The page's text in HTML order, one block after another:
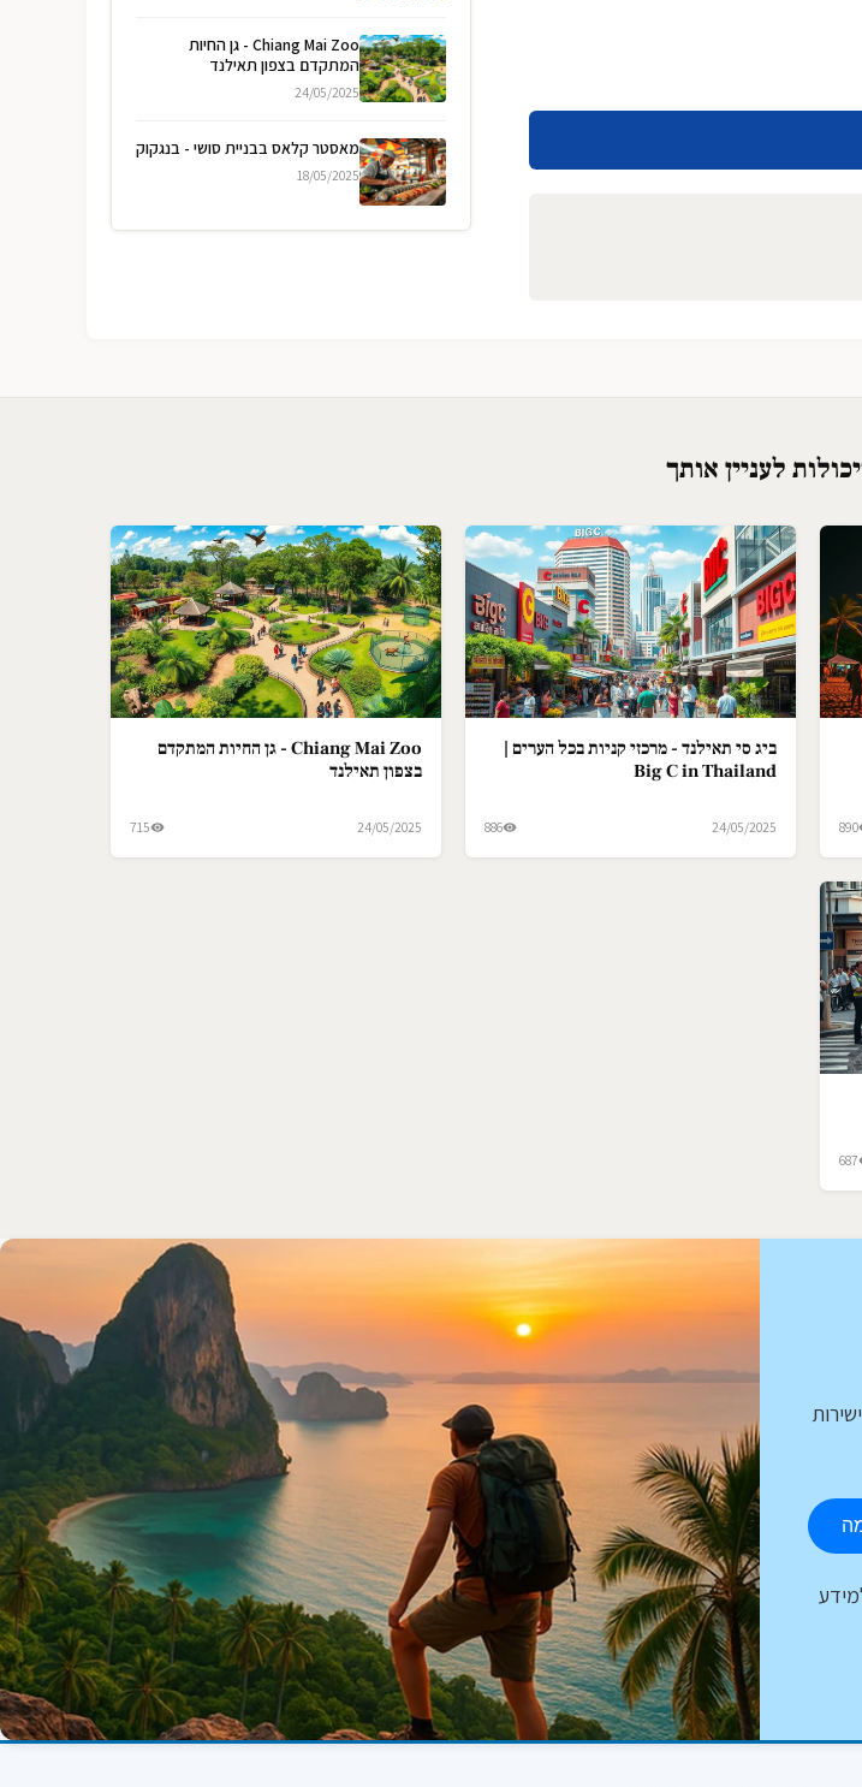
Chiang Mai Zoo - גן החיות
המתקדם בצפון תאילנד
24/05/2025
מאסטר קלאס בבניית סושי - בנגקוק
18/05/2025
לעניין אותך
890
ביג סי תאילנד - מרכזי קניות בכל הערים |
Big C in Thailand
24/05/2025
886
Chiang Mai Zoo - גן החיות המתקדם
בצפון תאילנד
24/05/2025
715
687